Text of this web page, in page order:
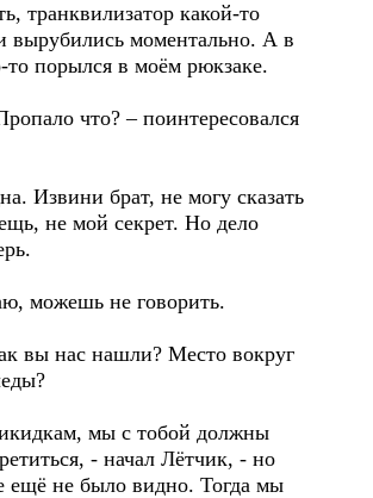
транквилизатор какой-то
вырубились моментально. А в
то порылся в моём рюкзаке.
что? – поинтересовался
Извини брат, не могу сказать
не мой секрет. Но дело
можешь не говорить.
вы нас нашли? Место вокруг
мы с тобой должны
- начал Лётчик, - но
ещё не было видно. Тогда мы